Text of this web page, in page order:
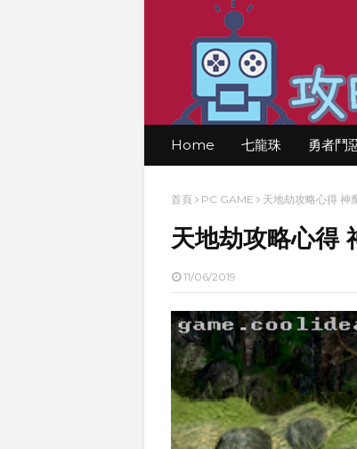
Home 七龍珠 勇者鬥
首頁 PC GAME 天地劫攻略心得 神
天地劫攻略心得
11/06/2019